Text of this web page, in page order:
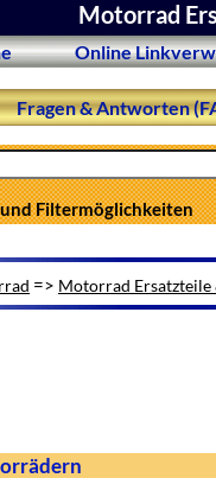
Motorrad
Online
Fragen & Antworten
Filtermöglichkeiten
=> Motorrad Ersatzteile